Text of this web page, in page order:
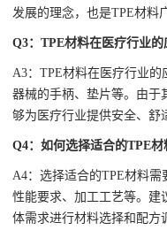
发展的理念，也是TPE材料
Q3：TPE材料在医疗行业的
A3：TPE材料在医疗行业
器械的手柄、垫片等。由于
够为医疗行业提供安全、舒
Q4：如何选择适合的TPE材
A4：选择适合的TPE材料需
性能要求、加工工艺等。建
体需求进行材料选择和配方